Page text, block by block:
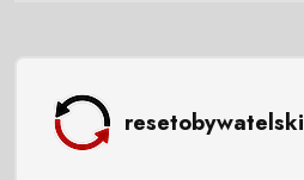
resetobywatelski